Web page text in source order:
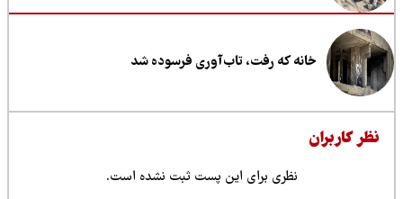
خانه که رفت، تاب‌آوری فرسوده شد
کاربران
نظری برای این پست ثبت نشده است.